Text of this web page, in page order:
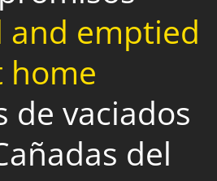
and emptied
home
de vaciados
del